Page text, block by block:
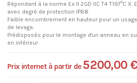
Répondant à la norme Ex II 2GD IIC T4 T197°C
avec degré de protection IP68.
Faible encombrement en hauteur pour un
de levage.
Prédisposés pour le montage d'un anneau en
en inférieur.
Prix internet à partir de 5 200,00 €